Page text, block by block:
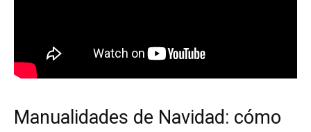
Manualidades de Navidad: cómo